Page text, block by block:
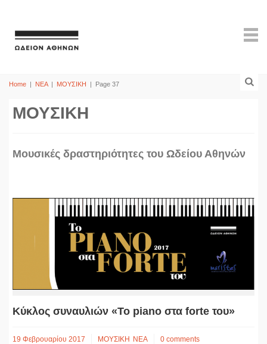
Home | ΝΕΑ | ΜΟΥΣΙΚΗ | Page 37
ΜΟΥΣΙΚΗ
Mουσικές δραστηριότητες του Ωδείου Αθηνών
Κύκλος συναυλιών «Το piano στα forte του»
19 Φεβρουαρίου 2017 ΜΟΥΣΙΚΗ ΝΕΑ 0 comments